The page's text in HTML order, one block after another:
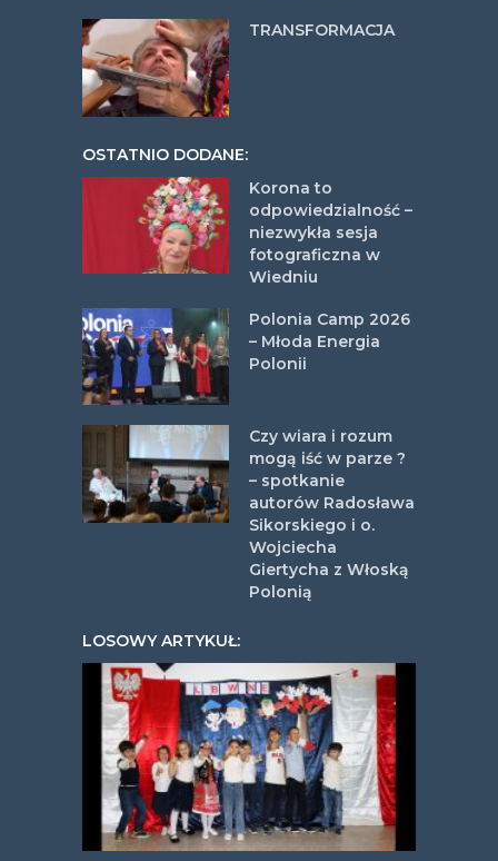
TRANSFORMACJA
OSTATNIO DODANE:
Korona to
odpowiedzialność –
niezwykła sesja
fotograficzna w
Wiedniu
Polonia Camp 2026
– Młoda Energia
Polonii
Czy wiara i rozum
mogą iść w parze ?
– spotkanie
autorów Radosława
Sikorskiego i o.
Wojciecha
Giertycha z Włoską
Polonią
LOSOWY ARTYKUŁ: